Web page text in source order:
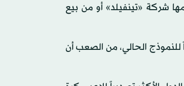
شركة «تينفيلد» أو من بيع
الحالي، من الصعب أن